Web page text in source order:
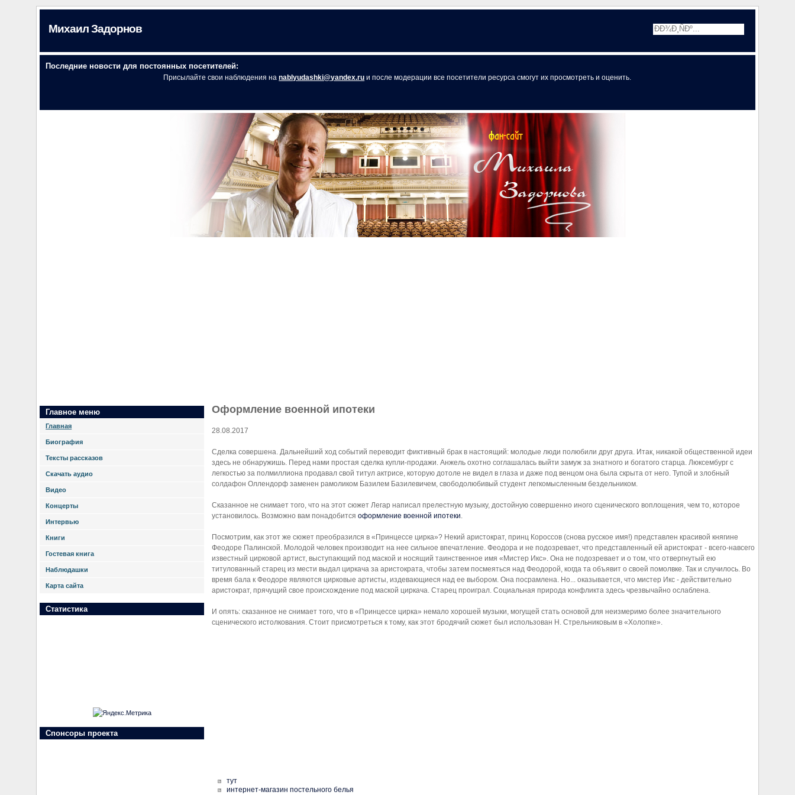
Михаил Задорнов
Последние новости для постоянных посетителей:
Присылайте свои наблюдения наnablyudashki@yandex.ru и после модерации все посетители ресурса смогут их просмотреть и оценить.
Главное меню
Главная
Биография
Тексты рассказов
Скачать аудио
Видео
Концерты
Интервью
Книги
Гостевая книга
Наблюдашки
Карта сайта
Статистика
Спонсоры проекта
Оформление военной ипотеки
28.08.2017
Сделка совершена. Дальнейший ход событий переводит фиктивный брак в настоящий: молодые люди полюбили друг друга. Итак, никакой общественной идеи
здесь не обнаружишь. Перед нами простая сделка купли-продажи. Анжель охотно соглашалась выйти замуж за знатного и богатого старца. Люксембург с
легкостью за полмиллиона продавал свой титул актрисе, которую дотоле не видел в глаза и даже под венцом она была скрыта от него. Тупой и злобный
солдафон Оллендорф заменен рамоликом Базилем Базилевичем, свободолюбивый студент легкомысленным бездельником.
Сказанное не снимает того, что на этот сюжет Легар написал прелестную музыку, достойную совершенно иного сценического воплощения, чем то, которое
установилось. Возможно вам понадобится оформление военной ипотеки.
Посмотрим, как этот же сюжет преобразился в «Принцессе цирка»? Некий аристократ, принц Короссов (снова русское имя!) представлен красивой княгине
Феодоре Палинской. Молодой человек производит на нее сильное впечатление. Феодора и не подозревает, что представленный ей аристократ - всего-навсего
известный цирковой артист, выступающий под маской и носящий таинственное имя «Мистер Икс». Она не подозревает и о том, что отвергнутый ею
титулованный старец из мести выдал циркача за аристократа, чтобы затем посмеяться над Феодорой, когда та объявит о своей помолвке. Так и случилось. Во
время бала к Феодоре являются цирковые артисты, издевающиеся над ее выбором. Она посрамлена. Но... оказывается, что мистер Икс - действительно
аристократ, прячущий свое происхождение под маской циркача. Старец проиграл. Социальная природа конфликта здесь чрезвычайно ослаблена.
И опять: сказанное не снимает того, что в «Принцессе цирка» немало хорошей музыки, могущей стать основой для неизмеримо более значительного
сценического истолкования. Стоит присмотреться к тому, как этот бродячий сюжет был использован Н. Стрельниковым в «Холопке».
тут
интернет-магазин постельного белья